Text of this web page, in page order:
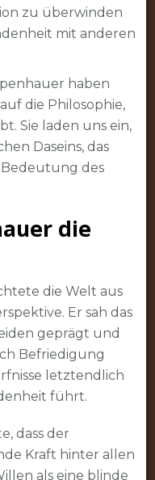
zu überwinden
mit anderen
haben
die Philosophie,
Sie laden uns ein,
Daseins, das
des
die
die Welt aus
Er sah das
geprägt und
Befriedigung
letztendlich
führt.
dass der
Kraft hinter allen
als eine blinde